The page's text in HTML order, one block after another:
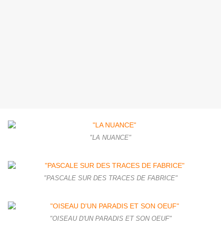
"LA NUANCE"
"PASCALE SUR DES TRACES DE FABRICE"
"OISEAU D'UN PARADIS ET SON OEUF"